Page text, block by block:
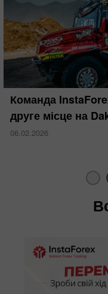
Команда
друге місце на
06.02.2026